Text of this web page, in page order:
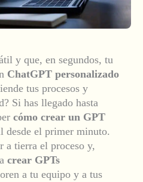
y que, en segundos, tu
ChatGPT personalizado
tus procesos y
Si has llegado hasta
cómo crear un GPT
desde el primer minuto.
a tierra el proceso y,
crear GPTs
a tu equipo y a tus